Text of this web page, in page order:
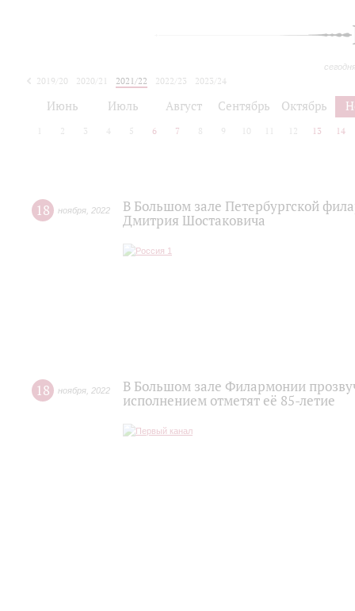
2019/20 2020/21 2021/22 2022/23
2023/24
Июнь Июль Август Сентябрь Октябрь
2 3 4 5 6 7 8 9 10 12 13 14
18 ноября 2022
В Большом зале Петербургской
Дмитрия Шостаковича
18 ноября 2022
В Большом зале Филармонии
исполнением отметят её 85-летие